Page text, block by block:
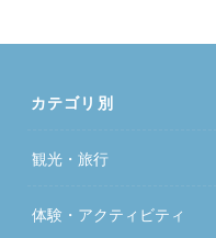
カテゴリ別
観光・旅行
体験・アクティビティ